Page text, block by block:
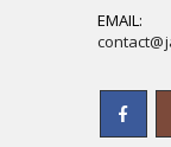
EMAIL: